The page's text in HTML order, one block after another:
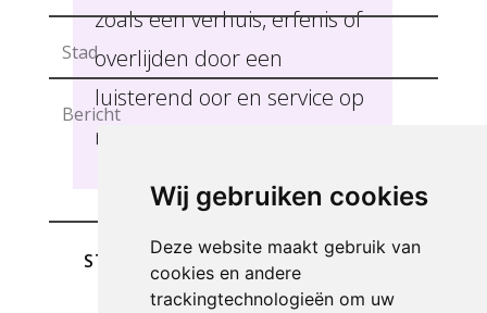
Wij gebruiken cookies
Deze website maakt gebruik van
cookies en andere
trackingtechnologieën om uw
zoals een verhuis, erfenis of
overlijden door een
luisterend oor en service op
maat te bieden Baisy-Thy .
STUREN